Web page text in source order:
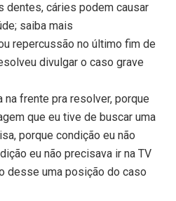
dentes, cáries podem causar
saiba mais
repercussão no último fim de
divulgar o caso grave
na frente pra resolver, porque
que eu tive de buscar uma
porque condição eu não
eu não precisava ir na TV
desse uma posição do caso